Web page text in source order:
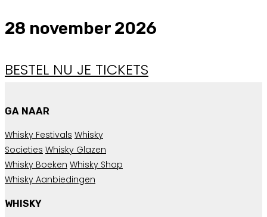
28 november 2026
BESTEL NU JE TICKETS
GA NAAR
Whisky Festivals Whisky
Societies Whisky Glazen
Whisky Boeken Whisky Shop
Whisky Aanbiedingen
WHISKY